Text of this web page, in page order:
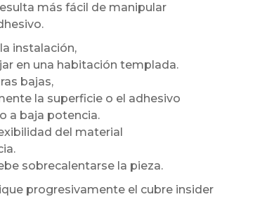
más fácil de manipular
instalación,
en una habitación templada.
bajas,
la superficie o el adhesivo
a baja potencia.
del material
sobrecalentarse la pieza.
progresivamente el cubre insider